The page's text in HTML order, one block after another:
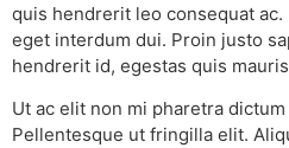
quis hendrerit leo consequat
eget interdum dui. Proin justo
hendrerit id, egestas quis
Ut ac elit non mi pharetra
Pellentesque ut fringilla elit.